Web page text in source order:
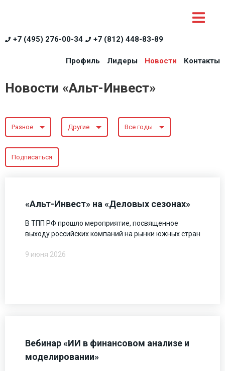
+7 (495) 276-00-34 +7 (812) 448-83-89
Профиль Лидеры Новости Контакты
Новости «Альт-Инвест»
Разное Другие Все годы
Подписаться
«Альт-Инвест» на «Деловых сезонах»
В ТПП РФ прошло мероприятие, посвященное
выходу российских компаний на рынки южных стран
9 июня 2026
Вебинар «ИИ в финансовом анализе и
моделировании»